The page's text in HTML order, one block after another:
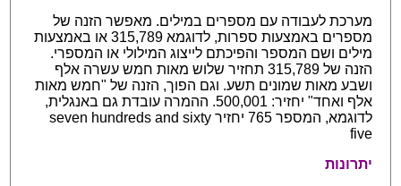
מערכת לעבודה עם מספרים במילים. מאפשר הזנה של
מספרים באמצעות ספרות, לדוגמא 315,789 או באמצעות
מילים ושם המספר והפיכתם לייצוג המילולי או המספרי.
הזנה של 315,789 תחזיר שלוש מאות חמש עשרה אלף
ושבע מאות שמונים תשע. וגם הפוך, הזנה של "חמש מאות
אלף ואחד" יחזיר: 500,001. ההמרה עובדת גם באנגלית,
לדוגמא, המספר 765 יחזיר seven hundreds and sixty
five
יתרונות